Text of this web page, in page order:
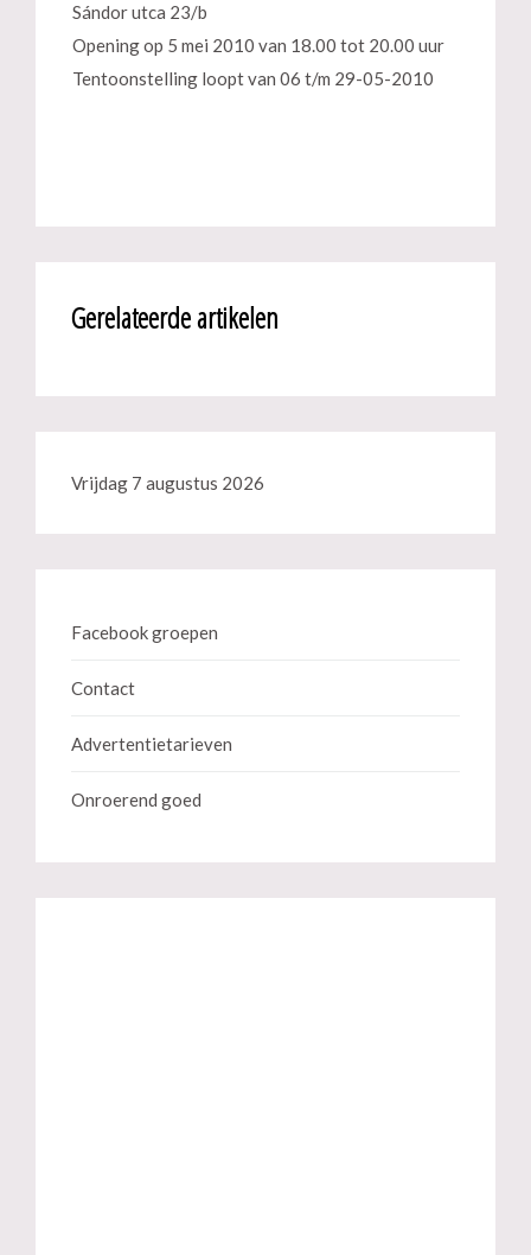
Sándor utca 23/b
Opening op 5 mei 2010 van 18.00 tot 20.00 uur
Tentoonstelling loopt van 06 t/m 29-05-2010
Gerelateerde artikelen
Vrijdag 7 augustus 2026
Facebook groepen
Contact
Advertentietarieven
Onroerend goed